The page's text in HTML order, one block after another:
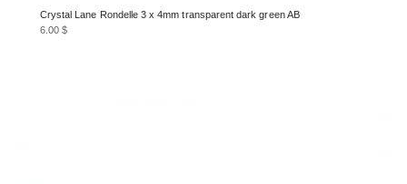
Crystal Lane Rondelle 3 x 4mm transparent dark green AB
6.00$